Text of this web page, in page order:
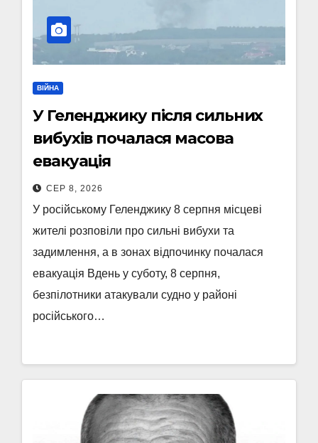
ВІЙНА
У Геленджику після сильних
вибухів почалася масова
евакуація
СЕР 8, 2026
У російському Геленджику 8 серпня місцеві
жителі розповіли про сильні вибухи та
задимлення, а в зонах відпочинку почалася
евакуація Вдень у суботу, 8 серпня,
безпілотники атакували судно у районі
російського…